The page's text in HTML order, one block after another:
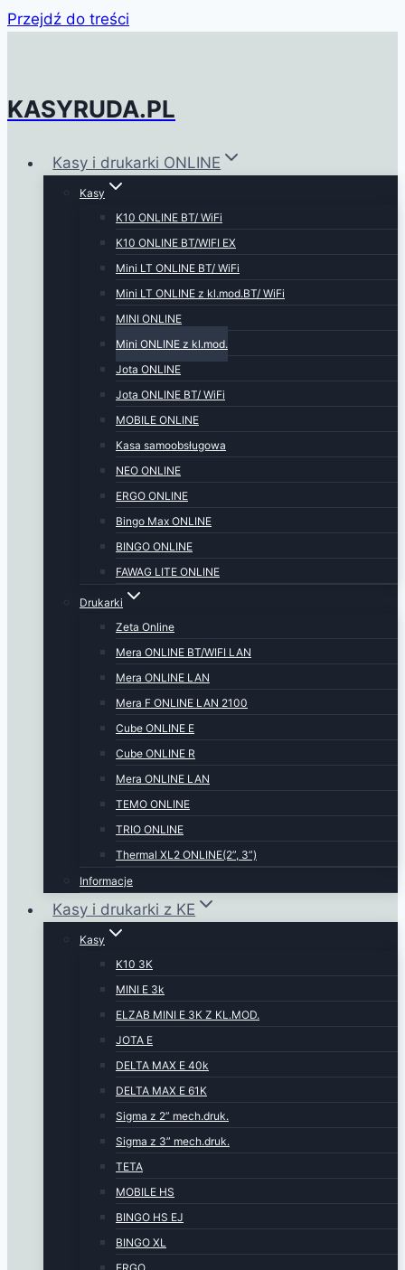
Przejdź do treści
KASYRUDA.PL
Kasy i drukarki ONLINE
Kasy
K10 ONLINE BT/ WiFi
K10 ONLINE BT/WIFI EX
Mini LT ONLINE BT/ WiFi
Mini LT ONLINE z kl.mod.BT/ WiFi
MINI ONLINE
Mini ONLINE z kl.mod.
Jota ONLINE
Jota ONLINE BT/ WiFi
MOBILE ONLINE
Kasa samoobsługowa
NEO ONLINE
ERGO ONLINE
Bingo Max ONLINE
BINGO ONLINE
FAWAG LITE ONLINE
Drukarki
Zeta Online
Mera ONLINE BT/WIFI LAN
Mera ONLINE LAN
Mera F ONLINE LAN 2100
Cube ONLINE E
Cube ONLINE R
Mera ONLINE LAN
TEMO ONLINE
TRIO ONLINE
Thermal XL2 ONLINE(2”, 3”)
Informacje
Kasy i drukarki z KE
Kasy
K10 3K
MINI E 3k
ELZAB MINI E 3K Z KL.MOD.
JOTA E
DELTA MAX E 40k
DELTA MAX E 61K
Sigma z 2” mech.druk.
Sigma z 3” mech.druk.
TETA
MOBILE HS
BINGO HS EJ
BINGO XL